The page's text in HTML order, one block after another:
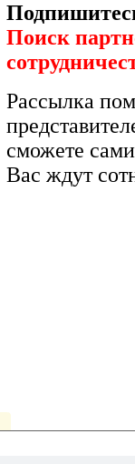
Поиск
Рассылка
сможете
Вас ждут